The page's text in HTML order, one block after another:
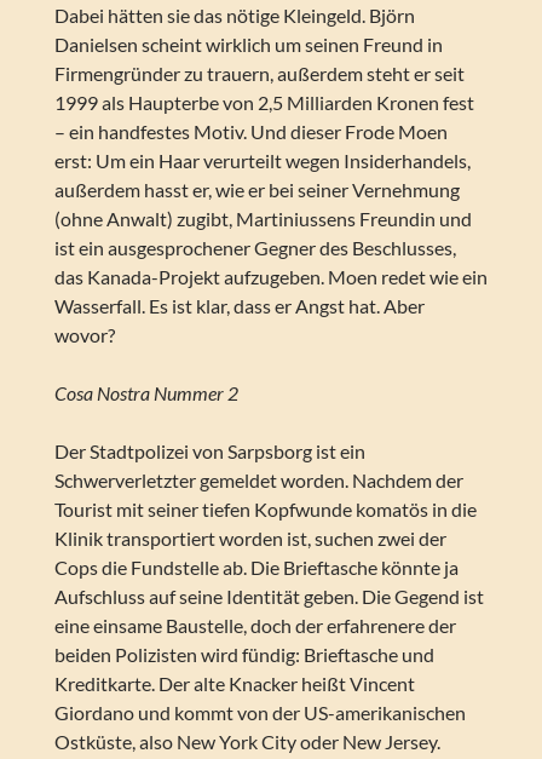
Dabei hätten sie das nötige Kleingeld. Björn
Danielsen scheint wirklich um seinen Freund in
Firmengründer zu trauern, außerdem steht er seit
1999 als Haupterbe von 2,5 Milliarden Kronen fest
– ein handfestes Motiv. Und dieser Frode Moen
erst: Um ein Haar verurteilt wegen Insiderhandels,
außerdem hasst er, wie er bei seiner Vernehmung
(ohne Anwalt) zugibt, Martiniussens Freundin und
ist ein ausgesprochener Gegner des Beschlusses,
das Kanada-Projekt aufzugeben. Moen redet wie ein
Wasserfall. Es ist klar, dass er Angst hat. Aber
wovor?
Cosa Nostra Nummer 2
Der Stadtpolizei von Sarpsborg ist ein
Schwerverletzter gemeldet worden. Nachdem der
Tourist mit seiner tiefen Kopfwunde komatös in die
Klinik transportiert worden ist, suchen zwei der
Cops die Fundstelle ab. Die Brieftasche könnte ja
Aufschluss auf seine Identität geben. Die Gegend ist
eine einsame Baustelle, doch der erfahrenere der
beiden Polizisten wird fündig: Brieftasche und
Kreditkarte. Der alte Knacker heißt Vincent
Giordano und kommt von der US-amerikanischen
Ostküste, also New York City oder New Jersey.